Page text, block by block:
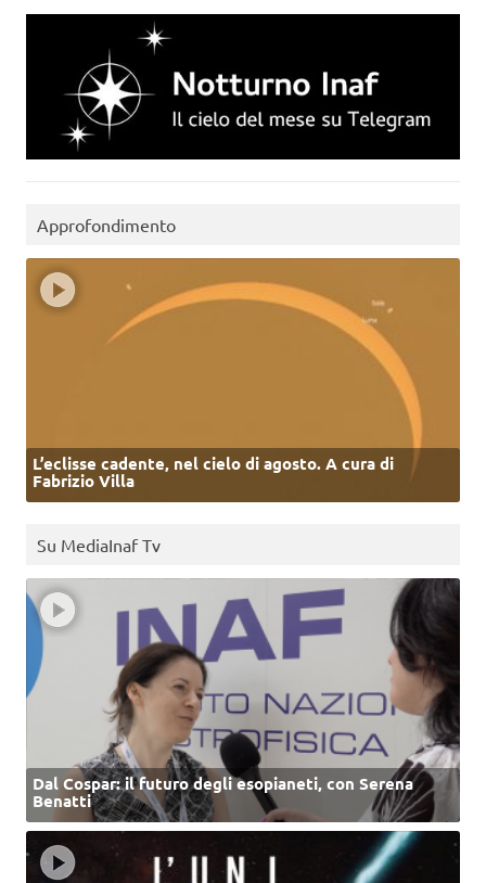
Approfondimento
L’eclisse cadente, nel cielo di agosto. A cura di
Fabrizio Villa
Su MediaInaf Tv
Dal Cospar: il futuro degli esopianeti, con Serena
Benatti